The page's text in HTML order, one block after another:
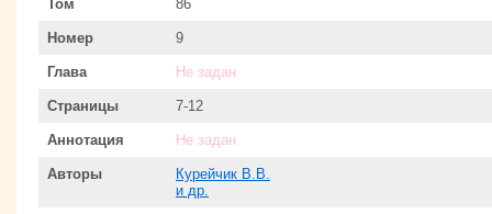
Том 86
Номер 9
Глава Не задан
Страницы 7-12
Аннотация Не задан
Авторы
Курейчик В.В.
и др.